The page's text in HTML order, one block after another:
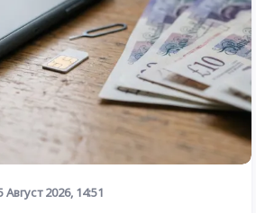
Август 2026, 14:51